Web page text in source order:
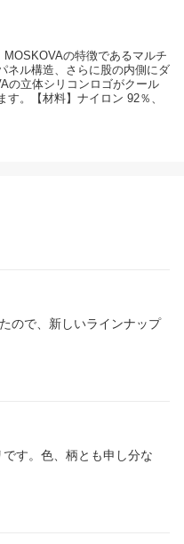
MOSKOVAの特徴であるマルチ
ネル構造、さらに股の内側にダ
の立体シリコンロゴがクール
。【材料】ナイロン 92％、
ので、新しいラインナップ
す。色、柄とも申し分な